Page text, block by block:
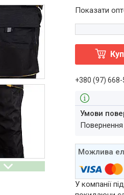
Показати
+380 (97)
У компанії